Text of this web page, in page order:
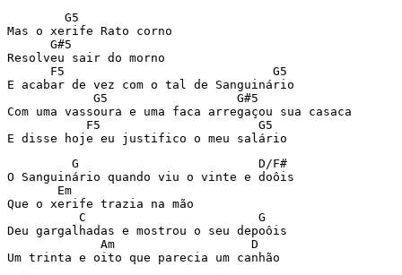
        G5
Mas o xerife Rato corno
      G#5
Resolveu sair do morno
      F5                             G5
E acabar de vez com o tal de Sanguinário
            G5                  G#5
Com uma vassoura e uma faca arregaçou sua casaca
           F5                      G5
E disse hoje eu justifico o meu salário
         G                         D/F#
O Sanguinário quando viu o vinte e doôis
       Em
Que o xerife trazia na mão
          C                        G
Deu gargalhadas e mostrou o seu depoôis
             Am                   D
Um trinta e oito que parecia um canhão